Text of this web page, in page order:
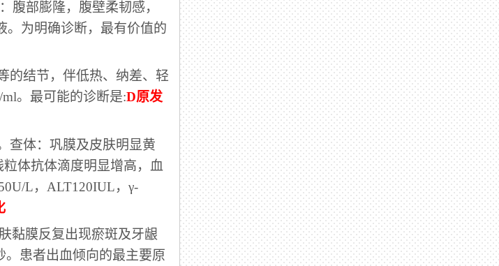
腹部膨隆，腹壁柔韧感，
。为明确诊断，最有价值的
的结节，伴低热、纳差、轻
。最可能的诊断是:D原发
查体：巩膜及皮肤明显黄
体抗体滴度明显增高，血
L，ALT120IUL，γ-
黏膜反复出现瘀斑及牙龈
患者出血倾向的最主要原